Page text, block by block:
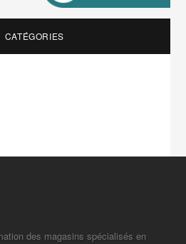
CATÉGORIES
des magasins spécialisés en